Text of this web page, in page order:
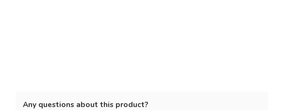
Any questions about this product?